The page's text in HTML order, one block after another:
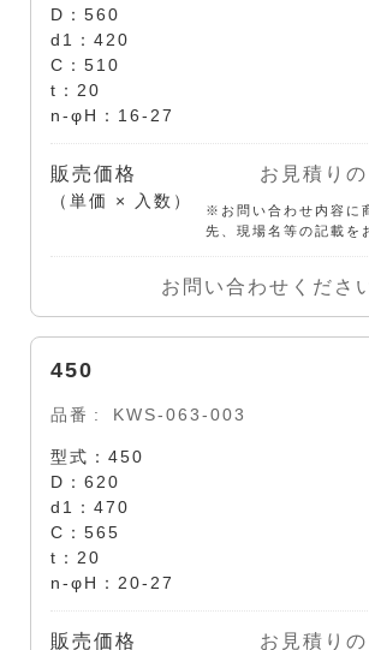
D：560
d1：420
C：510
t：20
n-φH：16-27
販売価格
（単価 × 入数）
お見積り
※お問い合わせ内容に
先、現場名等の記載を
お問い合わせくださ
450
品番 KWS-063-003
型式：450
D：620
d1：470
C：565
t：20
n-φH：20-27
販売価格 お見積り